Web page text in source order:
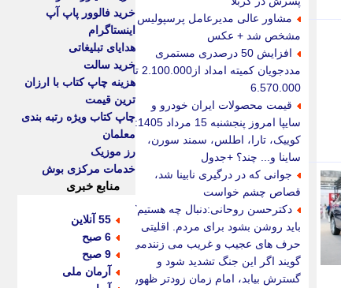
مشاور عالی مدیرعامل پرسپولیس
مشخص شد + عکس
افزایش 50 درصدری مستمری
مددجویان کمیته امداد از2.100.000 تا
6.570.000
قیمت محصولات ایران خودرو و
سایپا امروز پنجشنبه 15 مرداد 1405:
کوییک، تارا، اطلس، سمند سورن،
ساینا و... چند؟ +جدول
جوانی که در درگیری نابینا شد،
قصاص چشم خواست
دکترحسن روحانی:دنبال چه هستیم؟
باید روشن بشود برای مردم. اقلیتی
حرف های عجیب و غریب می زنندمی
گویند اگر این جنگ تشدید شود و
گسترش بیابد، امام زمان زودتر ظهور
خرید فالوور پاپ آپ
اینستاگرام
هدایای تبلیغاتی
خرید سالت
هزینه چاپ کتاب با ارزان
ترین قیمت
چاپ کتاب ویژه رتبه بندی
معلمان
رز موزیک
خدمات مرکزی بوش
منابع خبری
55 آنلاین
6 صبح
9 صبح
آرمان ملی